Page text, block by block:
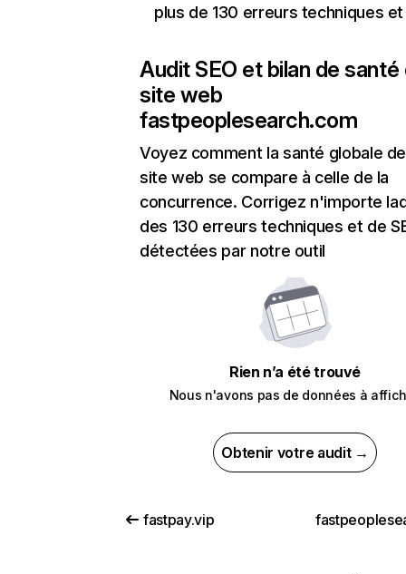
plus de 130 erreurs techniques et
Audit SEO et bilan de santé
site web
fastpeoplesearch.com
Voyez comment la santé globale
site web se compare à celle de la
concurrence. Corrigez n'importe
des 130 erreurs techniques et de
détectées par notre outil
Rien n’a été trouvé
Nous n'avons pas de données à
Obtenir votre audit →
fastpay.vip